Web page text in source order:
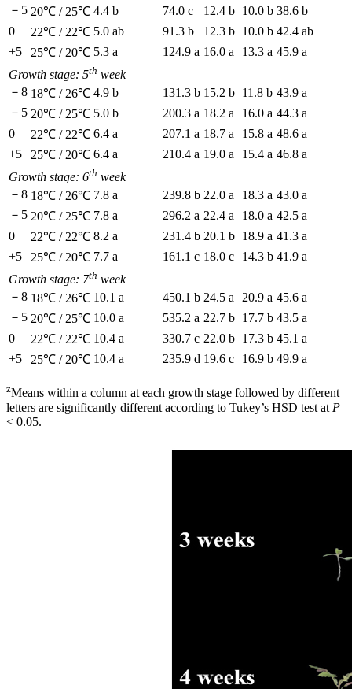
－5 20℃ / 25℃ 4.4 b 74.0 c 12.4 b 10.0 b 38.6 b
0
22℃ / 22℃ 5.0 ab 91.3 b 12.3 b 10.0 b 42.4 ab
+5
25℃ / 20℃ 5.3 a 124.9 a 16.0 a 13.3 a 45.9 a
Growth stage: 5th week
－8 18℃ / 26℃ 4.9 b 131.3 b 15.2 b 11.8 b 43.9 a
－5 20℃ / 25℃ 5.0 b 200.3 a 18.2 a 16.0 a 44.3 a
0
22℃ / 22℃ 6.4 a 207.1 a 18.7 a 15.8 a 48.6 a
+5
25℃ / 20℃ 6.4 a 210.4 a 19.0 a 15.4 a 46.8 a
Growth stage: 6th week
－8 18℃ / 26℃ 7.8 a 239.8 b 22.0 a 18.3 a 43.0 a
－5 20℃ / 25℃ 7.8 a 296.2 a 22.4 a 18.0 a 42.5 a
0
22℃ / 22℃ 8.2 a 231.4 b 20.1 b 18.9 a 41.3 a
+5
25℃ / 20℃ 7.7 a 161.1 c 18.0 c 14.3 b 41.9 a
Growth stage: 7th week
－8 18℃ / 26℃ 10.1 a 450.1 b 24.5 a 20.9 a 45.6 a
－5 20℃ / 25℃ 10.0 a 535.2 a 22.7 b 17.7 b 43.5 a
0
22℃ / 22℃ 10.4 a 330.7 c 22.0 b 17.3 b 45.1 a
+5
25℃ / 20℃ 10.4 a 235.9 d 19.6 c 16.9 b 49.9 a
zMeans within a column at each growth stage followed by different
letters are significantly different according to Tukey’s HSD test at P
< 0.05.